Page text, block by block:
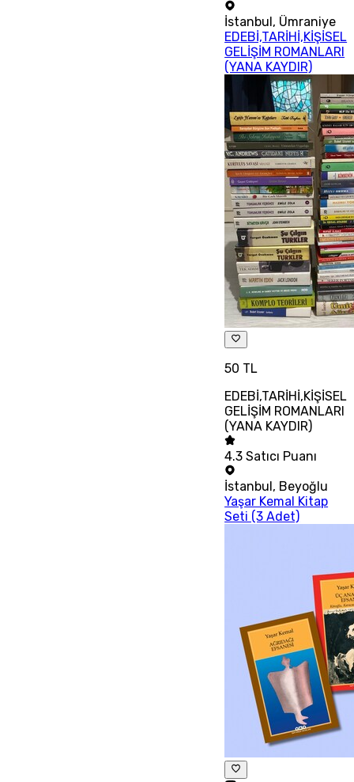
İstanbul, Ümraniye
EDEBİ,TARİHİ,KİŞİSEL
GELİŞİM ROMANLARI
(YANA KAYDIR)
50 TL
EDEBİ,TARİHİ,KİŞİSEL
GELİŞİM ROMANLARI
(YANA KAYDIR)
4.3 Satıcı Puanı
İstanbul , Beyoğlu
Yaşar Kemal Kitap
Seti (3 Adet)